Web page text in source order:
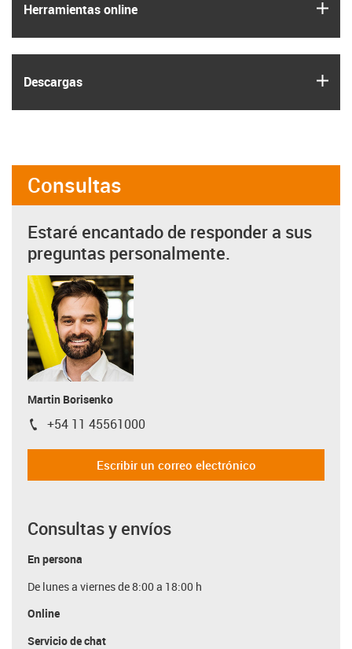
Herramientas online
Descargas
Consultas
Estaré encantado de responder a sus
preguntas personalmente.
Martin Borisenko
igus-icon-phone
+54 11 45561000
Escribir un correo electrónico
Consultas y envíos
En persona
De lunes a viernes de 8:00 a 18:00 h
Online
Servicio de chat